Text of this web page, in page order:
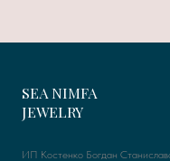
SEA NIMFA
JEWELRY
ИП Костенко Богдан